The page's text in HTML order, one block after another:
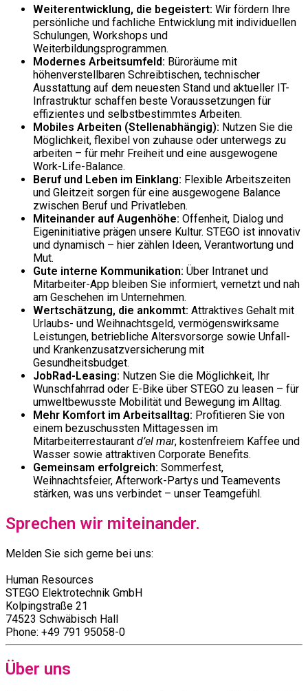
Weiterentwicklung, die begeistert: Wir fördern Ihre
persönliche und fachliche Entwicklung mit individuellen
Schulungen, Workshops und
Weiterbildungsprogrammen.
Modernes Arbeitsumfeld: Büroräume mit
höhenverstellbaren Schreibtischen, technischer
Ausstattung auf dem neuesten Stand und aktueller IT-
Infrastruktur schaffen beste Voraussetzungen für
effizientes und selbstbestimmtes Arbeiten.
Mobiles Arbeiten (Stellenabhängig): Nutzen Sie die
Möglichkeit, flexibel von zuhause oder unterwegs zu
arbeiten – für mehr Freiheit und eine ausgewogene
Work-Life-Balance.
Beruf und Leben im Einklang: Flexible Arbeitszeiten
und Gleitzeit sorgen für eine ausgewogene Balance
zwischen Beruf und Privatleben.
Miteinander auf Augenhöhe: Offenheit, Dialog und
Eigeninitiative prägen unsere Kultur. STEGO ist innovativ
und dynamisch – hier zählen Ideen, Verantwortung und
Mut.
Gute interne Kommunikation: Über Intranet und
Mitarbeiter-App bleiben Sie informiert, vernetzt und nah
am Geschehen im Unternehmen.
Wertschätzung, die ankommt: Attraktives Gehalt mit
Urlaubs- und Weihnachtsgeld, vermögenswirksame
Leistungen, betriebliche Altersvorsorge sowie Unfall-
und Krankenzusatzversicherung mit
Gesundheitsbudget.
JobRad-Leasing: Nutzen Sie die Möglichkeit, Ihr
Wunschfahrrad oder E-Bike über STEGO zu leasen – für
umweltbewusste Mobilität und Bewegung im Alltag.
Mehr Komfort im Arbeitsalltag: Profitieren Sie von
einem bezuschussten Mittagessen im
Mitarbeiterrestaurant d’el mar, kostenfreiem Kaffee und
Wasser sowie attraktiven Corporate Benefits.
Gemeinsam erfolgreich: Sommerfest,
Weihnachtsfeier, Afterwork-Partys und Teamevents
stärken, was uns verbindet – unser Teamgefühl.
Sprechen wir miteinander.
Melden Sie sich gerne bei uns:
Human Resources
STEGO Elektrotechnik GmbH
Kolpingstraße 21
74523 Schwäbisch Hall
Phone: +49 791 95058-0
Über uns